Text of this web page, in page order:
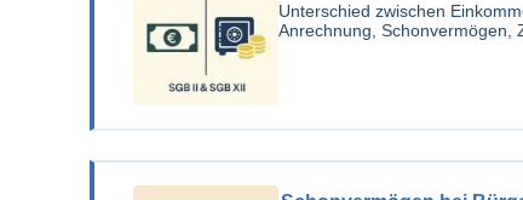
Unterschied zwischen
Anrechnung, Schonvermögen,